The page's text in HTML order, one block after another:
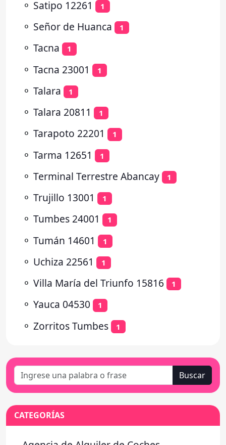
⚬ Satipo 12261 1
⚬ Señor de Huanca 1
⚬ Tacna 1
⚬ Tacna 23001 1
⚬ Talara 1
⚬ Talara 20811 1
⚬ Tarapoto 22201 1
⚬ Tarma 12651 1
⚬ Terminal Terrestre Abancay 1
⚬ Trujillo 13001 1
⚬ Tumbes 24001 1
⚬ Tumán 14601 1
⚬ Uchiza 22561 1
⚬ Villa María del Triunfo 15816 1
⚬ Yauca 04530 1
⚬ Zorritos Tumbes 1
Buscar
CATEGORÍAS